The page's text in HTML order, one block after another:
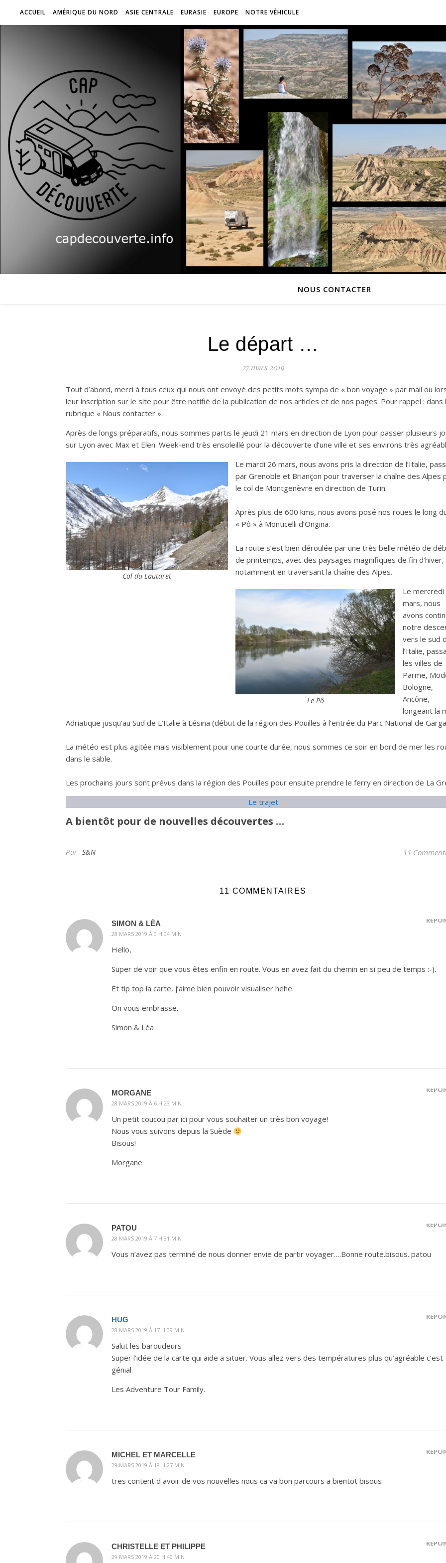
ACCUEIL AMÉRIQUE DU NORD ASIE CENTRALE EURASIE EUROPE NOTRE VÉHICULE
NOUS CONTACTER
Le départ …
27 mars 2019
Tout d’abord, merci à tous ceux qui nous ont envoyé des petits mots sympa de « bon voyage » par mail ou
leur inscription sur le site pour être notifié de la publication de nos articles et de nos pages. Pour rappel : dans
rubrique « Nous contacter ».
Après de longs préparatifs, nous sommes partis le jeudi 21 mars en direction de Lyon pour passer plusieurs
sur Lyon avec Max et Elen. Week-end très ensoleillé pour la découverte d’une ville et ses environs très
Col du Lautaret
Le mardi 26 mars, nous avons pris la direction de l’Italie,
par Grenoble et Briançon pour traverser la chaîne des Alpes
le col de Montgenèvre en direction de Turin.
Après plus de 600 kms, nous avons posé nos roues le long
« Pô » à Monticelli d’Ongina.
La route s’est bien déroulée par une très belle météo de
de printemps, avec des paysages magnifiques de fin d’hiver,
notamment en traversant la chaîne des Alpes.
Le Pô
Le mercredi
mars, nous
avons
notre
vers le sud
l’Italie,
les villes de
Parme,
Bologne,
Ancône,
longeant la
Adriatique jusqu’au Sud de L’Italie à Lésina (début de la région des Pouilles à l’entrée du Parc National de
La météo est plus agitée mais visiblement pour une courte durée, nous sommes ce soir en bord de mer les
dans le sable.
Les prochains jours sont prévus dans la région des Pouilles pour ensuite prendre le ferry en direction de La
Le trajet
A bientôt pour de nouvelles découvertes …
Par S&N 11
11 COMMENTAIRES
SIMON & LÉA
28 MARS 2019 À 0 H 04 MIN
Hello,
Super de voir que vous êtes enfin en route. Vous en avez fait du chemin en si peu de temps :-).
Et tip top la carte, j’aime bien pouvoir visualiser hehe.
On vous embrasse.
Simon & Léa
MORGANE
28 MARS 2019 À 6 H 23 MIN
Un petit coucou par ici pour vous souhaiter un très bon voyage!
Nous vous suivons depuis la Suède
Bisous!
Morgane
PATOU
28 MARS 2019 À 7 H 31 MIN
Vous n’avez pas terminé de nous donner envie de partir voyager….Bonne route.bisous. patou
HUG
28 MARS 2019 À 17 H 09 MIN
Salut les baroudeurs
Super l’idée de la carte qui aide a situer. Vous allez vers des températures plus qu’agréable c’est
génial.
Les Adventure Tour Family.
MICHEL ET MARCELLE
29 MARS 2019 À 18 H 27 MIN
tres content d avoir de vos nouvelles nous ca va bon parcours a bientot bisous
CHRISTELLE ET PHILIPPE
29 MARS 2019 À 20 H 40 MIN